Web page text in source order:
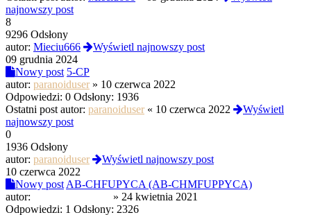
najnowszy post
8
9296 Odsłony
autor: Mieciu666
Wyświetl najnowszy post
09 grudnia 2024
Nowy post 5-CP
autor: paranoiduser » 10 czerwca 2022
Odpowiedzi: 0 Odsłony: 1936
Ostatni post autor: paranoiduser « 10 czerwca 2022
Wyświetl
najnowszy post
0
1936 Odsłony
autor: paranoiduser
Wyświetl najnowszy post
10 czerwca 2022
Nowy post AB-CHFUPYCA (AB-CHMFUPPYCA)
autor:
» 24 kwietnia 2021
Odpowiedzi: 1 Odsłony: 2326